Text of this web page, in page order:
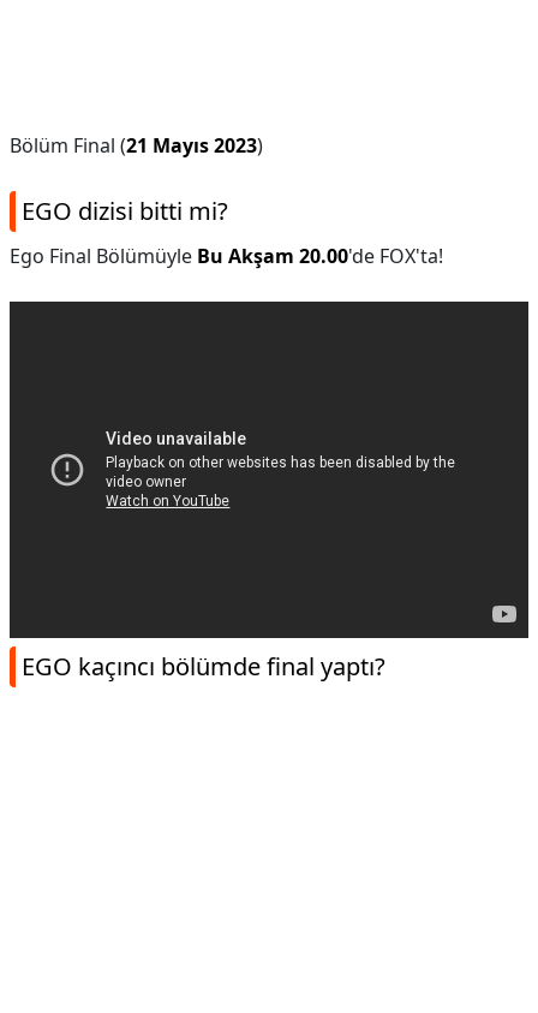
Bölüm Final (21 Mayıs 2023)
EGO dizisi bitti mi?
Ego Final Bölümüyle Bu Akşam 20.00'de FOX'ta!
EGO kaçıncı bölümde final yaptı?